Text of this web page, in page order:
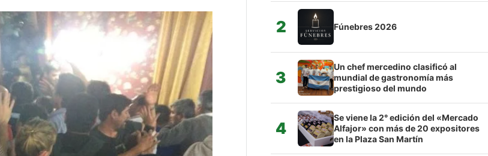
2 Fúnebres 2026
3
Un chef mercedino clasificó al
mundial de gastronomía más
prestigioso del mundo
4
Se viene la 2° edición del «Mercado
Alfajor» con más de 20 expositores
en la Plaza San Martín